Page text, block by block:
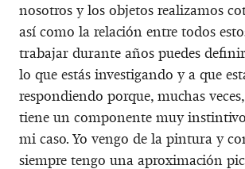
nosotros y los objetos realizamos
así como la relación entre todos
trabajar durante años puedes
lo que estás investigando y a que
respondiendo porque, muchas
tiene un componente muy
mi caso. Yo vengo de la pintura y
siempre tengo una aproximación